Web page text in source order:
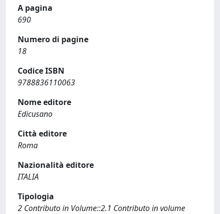
A pagina
690
Numero di pagine
18
Codice ISBN
9788836110063
Nome editore
Edicusano
Città editore
Roma
Nazionalità editore
ITALIA
Tipologia
2 Contributo in Volume::2.1 Contributo in volume